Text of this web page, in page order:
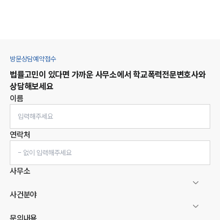
방문상담예약접수
법률고민이 있다면 가까운 사무소에서 학교폭력전문변호사와
상담해보세요
이름
연락처
사무소
사건분야